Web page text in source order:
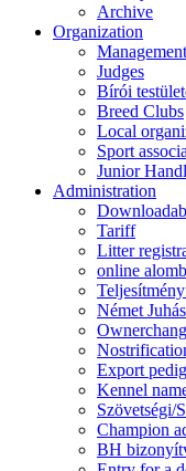
Archive
Organization
Management
Judges
Bírói
Breed Clubs
Local
Sport
Junior
Administration
Tariff
Litter
online
Német
Export
Kennel
Szövetségi/
Champion
BH